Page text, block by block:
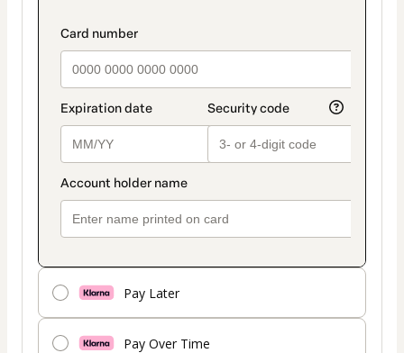
payment_data.section_title_v2
Pay Later
Pay Over Time
method